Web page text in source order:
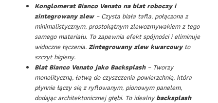
Konglomerat Bianco Venato na blat roboczy i
zintegrowany zlew– Czysta biała tafla, połączona z
minimalistycznym, prostokątnym zlewozmywakiem z tego
samego materiału. To zapewnia efekt spójności i eliminuje
widoczne łączenia.Zintegrowany zlew kwarcowyto
szczyt higieny.
Blat Bianco Venato jako Backsplash– Tworzy
monolityczną, łatwą do czyszczenia powierzchnię, która
płynnie łączy się z ryflowanym, pionowym panelem,
dodając architektonicznej głębi. To idealnybacksplash